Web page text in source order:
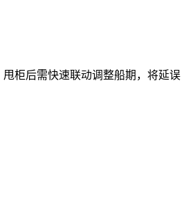
柜后需快速联动调整船期，将延误